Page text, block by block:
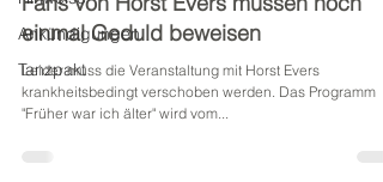
Ankündigungen
Tanzpakt
einmal Geduld beweisen
Leider muss die Veranstaltung mit Horst Evers
krankheitsbedingt verschoben werden. Das Programm
"Früher war ich älter" wird vom...